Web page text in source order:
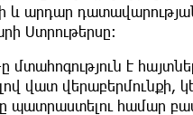
և արդար
Ստրութերսը։
ը մտահոգություն է
վատ վերաբերմունքի,
պատրաստելու համար